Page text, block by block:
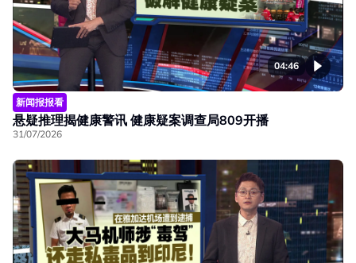
04:46
新闻报报看
悬疑推理揭健康警讯 健康疑案调查局809开播
31/07/2026